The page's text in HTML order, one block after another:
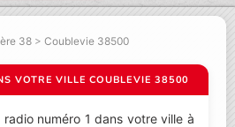
38 > Coublevie 38500
VOTRE VILLE COUBLEVIE 38500
radio numéro 1 dans votre ville à